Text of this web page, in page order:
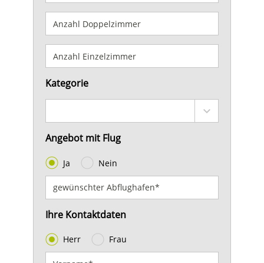
Kategorie
Angebot mit Flug
Ja Nein
Ihre Kontaktdaten
Herr Frau